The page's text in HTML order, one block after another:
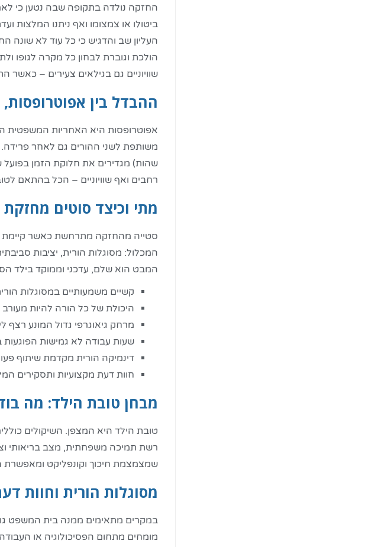
החזקה נולדה בתקופה שבה נטען כי לאם
ביטולו או צמצומו ואף ניתנו המלצות
העליון שב והדגיש כי כל עוד לא
הולכת וגוברת לבחון כל מקרה לגופו
שוויוניים גם בגילאים צעירים –
ההבדל בין
אפוטרופסות היא האחריות המשפטית
משותפת לשני ההורים גם לאחר פרידה.
שהות) מגדירים את חלוקת הזמן בפועל
רחבים ואף שוויוניים – הכל בהתאם
מתי וכיצד סוטים
סטייה מהחזקה מתרחשת כאשר קיימת
המכלול: מסוגלות הורית, יציבות
המבט הוא שלם, עדכני וממוקד בילד
קשיים משמעותיים במסוגלות
היכולת של כל הורה להיות מעורב
מרחק גיאוגרפי גדול המונע רצף
שעות עבודה לא גמישות הפוגעות
דינמיקה הורית מקדמת שיתוף
חוות דעת מקצועיות ותסקירים
מבחן טובת הילד: מה
טובת הילד היא המצפן. השיקולים
רשת תמיכה משפחתית, מצב בריאותי
שמצמצמת חיכוך וקונפליקט
מסוגלות הורית וחוות
במקרים מתאימים ממנה בית המשפט
מומחים מתחום הפסיכולוגיה או